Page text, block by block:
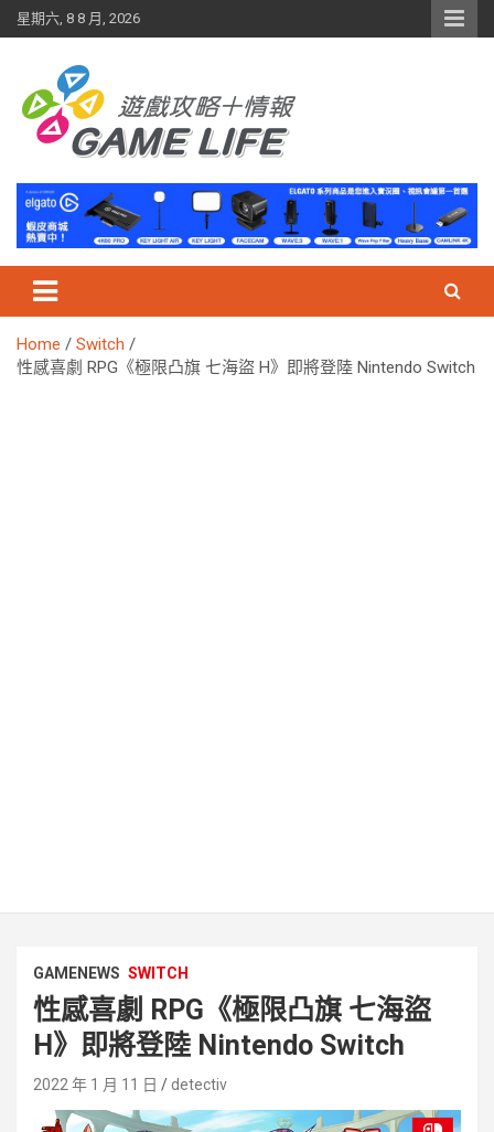
Skip
to
星期六, 8 8 月, 2026
Home
Switch
性感喜劇 RPG《極限凸旗 七海盜 H》即將登陸 Nintendo Switch
GAMENEWS SWITCH
性感喜劇 RPG《極限凸旗 七海盜
H》即將登陸 Nintendo Switch
2022 年 1 月 11 日 detectiv